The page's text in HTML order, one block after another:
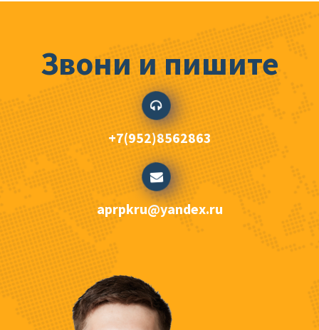
Звони и пишите
+7(952)8562863
aprpkru@yandex.ru